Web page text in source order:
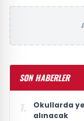
SON HABERLER
1.
Okullarda
alınacak